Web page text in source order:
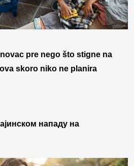
pre nego što stigne na
skoro niko ne planira
нападу на